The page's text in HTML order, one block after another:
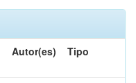
Autor(es) Tipo